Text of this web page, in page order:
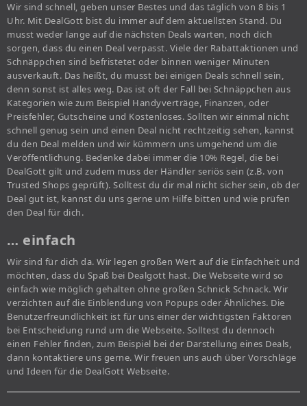
Wir sind schnell, geben unser Bestes und das täglich von 8 bis 1
Uhr. Mit DealGott bist du immer auf dem aktuellsten Stand. Du
musst weder lange auf die nächsten Deals warten, noch dich
sorgen, dass du einen Deal verpasst. Viele der Rabattaktionen und
Schnäppchen sind befristetet oder binnen weniger Minuten
ausverkauft. Das heißt, du musst bei einigen Deals schnell sein,
denn sonst ist alles weg. Das ist oft der Fall bei Schnäppchen aus
Kategorien wie zum Beispiel Handyverträge, Finanzen, oder
Preisfehler, Gutscheine und Kostenloses. Sollten wir einmal nicht
schnell genug sein und einen Deal nicht rechtzeitig sehen, kannst
du den Deal melden und wir kümmern uns umgehend um die
Veröffentlichung. Bedenke dabei immer die 10% Regel, die bei
DealGott gilt und zudem muss der Händler seriös sein (z.B. von
Trusted Shops geprüft). Solltest du dir mal nicht sicher sein, ob der
Deal gut ist, kannst du uns gerne um Hilfe bitten und wie prüfen
den Deal für dich.
… einfach
Wir sind für dich da. Wir legen großen Wert auf die Einfachheit und
möchten, dass du Spaß bei Dealgott hast. Die Webseite wird so
einfach wie möglich gehalten ohne großen Schnick Schnack. Wir
verzichten auf die Einblendung von Popups oder Ähnliches. Die
Benutzerfreundlichkeit ist für uns einer der wichtigsten Faktoren
bei Entscheidung rund um die Webseite. Solltest du dennoch
einen Fehler finden, zum Beispiel bei der Darstellung eines Deals,
dann kontaktiere uns gerne. Wir freuen uns auch über Vorschläge
und Ideen für die DealGott Webseite.